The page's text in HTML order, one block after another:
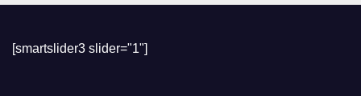
[smartslider3 slider="1"]